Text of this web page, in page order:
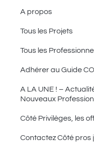
A propos
Tous les Projets
Tous les
Adhérer au Guide
A LA UNE ! –
Nouveaux
Côté Privilèges, les
Contactez Côté pros